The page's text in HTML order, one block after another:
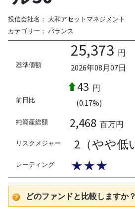
投信会社名： 大和アセットマネジメント
カテゴリー： バランス
基準価額
25,373 円
2026年08月07日
前日比
43 円
(0.17%)
純資産総額 2,468 百万円
リスクメジャー 2（やや低
レーティング ★★★
どのファンドと比較しますか？